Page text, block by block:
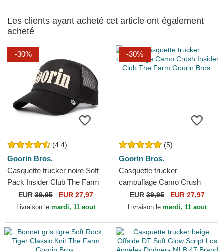
Les clients ayant acheté cet article ont également
acheté
-30%
(4.4)
Goorin Bros.
Casquette trucker noire Soft
Pack Insider Club The Farm
Goorin Bros.
EUR39,95 EUR 27,97
Livraison le mardi, 11 aout
-30%
(5)
Goorin Bros.
Casquette trucker
camouflage Camo Crush
Insider Club The Farm Goorin
Bros.
EUR 39,95 EUR 27,97
Livraison le mardi, 11 aout